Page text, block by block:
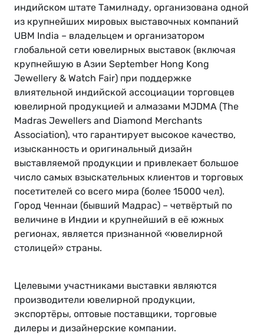
индийском штате Тамилнаду, организована одной
из крупнейших мировых выставочных компаний
UBM India – владельцем и организатором
глобальной сети ювелирных выставок (включая
крупнейшую в Азии September Hong Kong
Jewellery & Watch Fair) при поддержке
влиятельной индийской ассоциации торговцев
ювелирной продукцией и алмазами MJDMA (The
Madras Jewellers and Diamond Merchants
Association), что гарантирует высокое качество,
изысканность и оригинальный дизайн
выставляемой продукции и привлекает большое
число самых взыскательных клиентов и торговых
посетителей со всего мира (более 15000 чел).
Город Ченнаи (бывший Мадрас) – четвёртый по
величине в Индии и крупнейший в её южных
регионах, является признанной «ювелирной
столицей» страны.
Целевыми участниками выставки являются
производители ювелирной продукции,
экспортёры, оптовые поставщики, торговые
дилеры и дизайнерские компании.